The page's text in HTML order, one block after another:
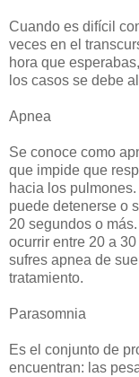
Cuando es difícil
veces en el
hora que
los casos se debe
Apnea
Se conoce como
que impide que
hacia los
puede detenerse o
20 segundos o
ocurrir entre 20 a
sufres apnea de
tratamiento.
Parasomnia
Es el conjunto de
encuentran: las